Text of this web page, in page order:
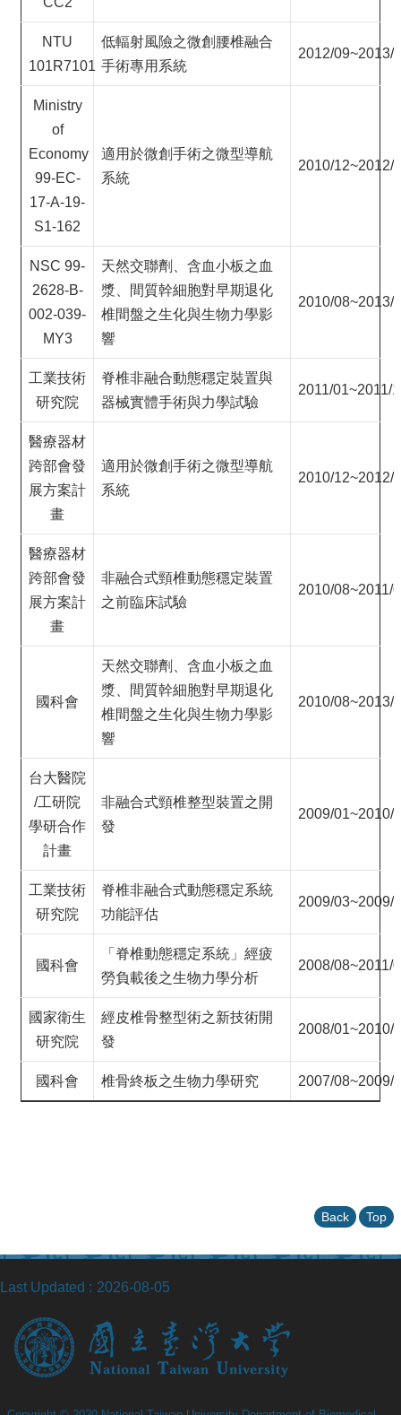
NTU
101R7101
低輻射風險之微創腰椎融合
手術專用系統
2012/09~2013/
Ministry
of
Economy
99-EC-
17-A-19-
S1-162
適用於微創手術之微型導航
系統
2010/12~2012/
NSC 99-
2628-B-
002-039-
MY3
天然交聯劑、含血小板之血
漿、間質幹細胞對早期退化
椎間盤之生化與生物力學影
響
2010/08~2013/
工業技術
研究院
脊椎非融合動態穩定裝置與
器械實體手術與力學試驗
2011/01~2011/
醫療器材
跨部會發
展方案計
畫
適用於微創手術之微型導航
系統
2010/12~2012/
醫療器材
跨部會發
展方案計
畫
非融合式頸椎動態穩定裝置
之前臨床試驗
2010/08~2011/
國科會
天然交聯劑、含血小板之血
漿、間質幹細胞對早期退化
椎間盤之生化與生物力學影
響
2010/08~2013/
台大醫院
/工研院
學研合作
計畫
非融合式頸椎整型裝置之開
發
2009/01~2010/
工業技術
研究院
脊椎非融合式動態穩定系統
功能評估
2009/03~2009/
國科會
「脊椎動態穩定系統」經疲
勞負載後之生物力學分析
2008/08~2011/
國家衛生
研究院
經皮椎骨整型術之新技術開
發
2008/01~2010/
國科會 椎骨終板之生物力學研究 2007/08~2009/
Back Top
Last Updated 2026-08-05